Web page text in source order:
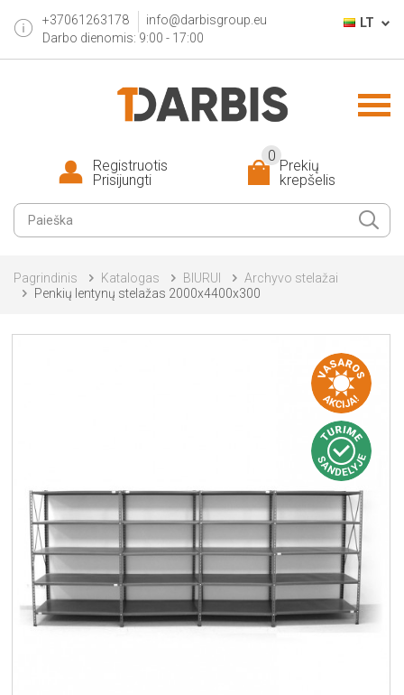
+37061263178
info@darbisgroup.eu
Darbo dienomis: 9:00 - 17:00
LT
Prekių
krepšelis
0
Registruotis
Prisijungti
Pagrindinis Katalogas BIURUI
Archyvo stelažai
Penkių lentynų stelažas 2000x4400x300